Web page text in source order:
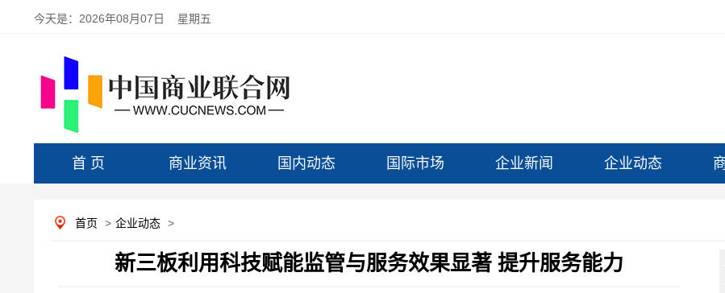
今天是： 2026年08月07日 星期五
首 页 商业资讯 国内动态 国际市场 企业新闻 企业动态
首页 > 企业动态 >
新三板利用科技赋能监管与服务效果显著 提升服务能力